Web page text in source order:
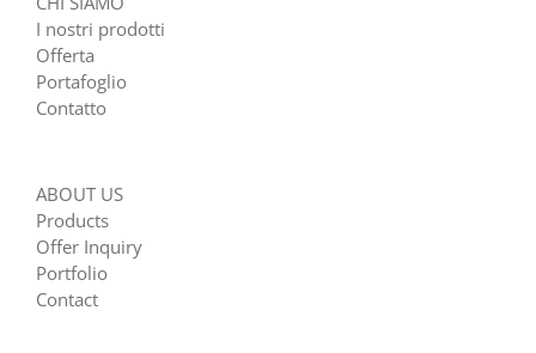
I nostri prodotti
Offerta
Portafoglio
Contatto
ABOUT US
Products
Offer Inquiry
Portfolio
Contact